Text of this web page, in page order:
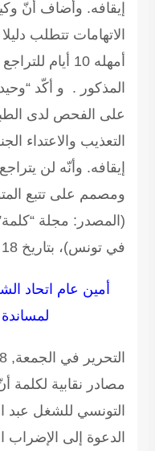
إيقافه. وأضاف أنّ
الاتهامات تتطلب
أمهله 10 أيام
المذكور . و أكّد
على الفحص لدى
التعذيب والاعتداء
إيقافه. وأنّه لن
ومصمم على تتبع
(المصدر: مجلة
في تونس)، بتاريخ 18 سبتمبر 2009)
مصادر نقابية لكلمة
التونسي للشغل عبد
الدعوة إلى الإضراب